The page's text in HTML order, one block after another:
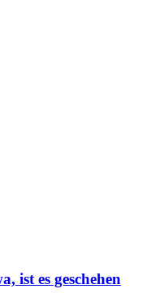
ist es geschehen